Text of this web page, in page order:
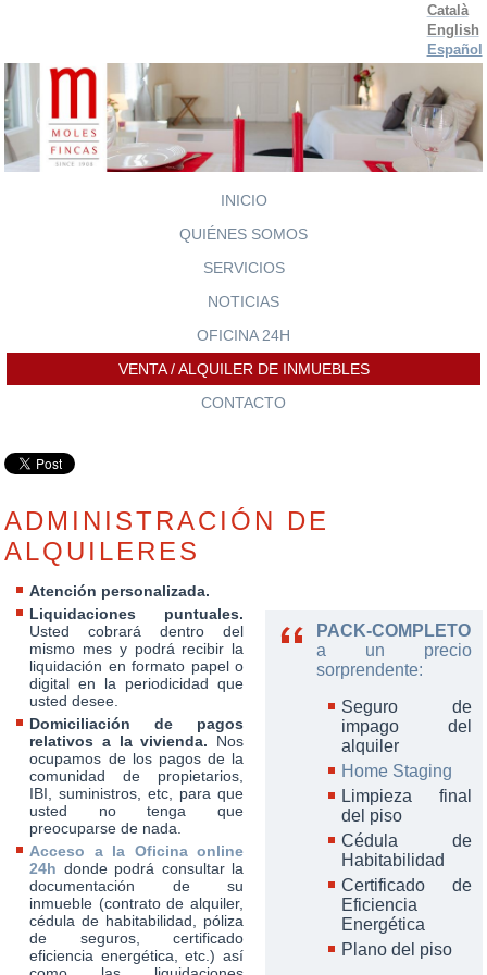
Català
English
Español
INICIO
QUIÉNES SOMOS
SERVICIOS
NOTICIAS
OFICINA 24H
VENTA / ALQUILER DE INMUEBLES
CONTACTO
ADMINISTRACIÓN DE
ALQUILERES
PACK-COMPLETO
a un precio
sorprendente:
Seguro de
impago del
alquiler
Home Staging
Limpieza final
del piso
Cédula de
Habitabilidad
Certificado de
Eficiencia
Energética
Plano del piso
Atención personalizada.
Liquidaciones puntuales.
Usted cobrará dentro del
mismo mes y podrá recibir la
liquidación en formato papel o
digital en la periodicidad que
usted desee.
Domiciliación de pagos
relativos a la vivienda. Nos
ocupamos de los pagos de la
comunidad de propietarios,
IBI, suministros, etc, para que
usted no tenga que
preocuparse de nada.
Acceso a la Oficina online
24h donde podrá consultar la
documentación de su
inmueble (contrato de alquiler,
cédula de habitabilidad, póliza
de seguros, certificado
eficiencia energética, etc.) así